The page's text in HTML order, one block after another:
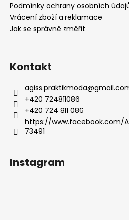
Podmínky ochrany osobních
Vrácení zboží a reklamace
Jak se správně změřit
Kontakt
agiss.praktikmoda@
+420 724811086
+420 724 811 086
https://www.facebook.com/
73491
Instagram